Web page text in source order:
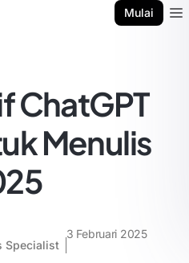
Mulai
ChatGPT
Menulis
Specialist
3 Februari 2025